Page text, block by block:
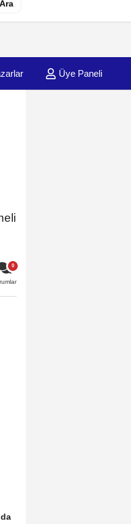
Ara
Üye Paneli